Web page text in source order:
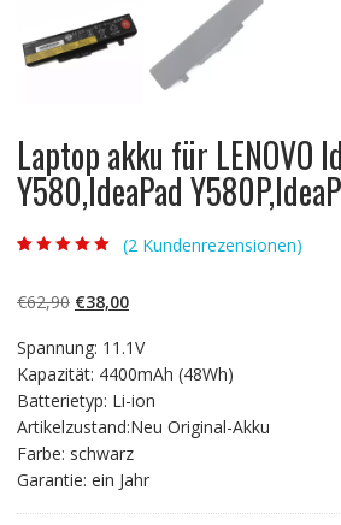
Laptop akku für LENOVO
Y580,IdeaPad
basierend auf
Kundenbewertun
(2 Kundenrezensionen)
€62,90 Ursprünglicher
war:
€62,90
€38,00Aktueller
ist:
€38,00.
Spannung: 11.1V
Kapazität: 4400mAh (48Wh)
Batterietyp: Li-ion
Artikelzustand:Neu Original-Akku
Farbe: schwarz
Garantie: ein Jahr